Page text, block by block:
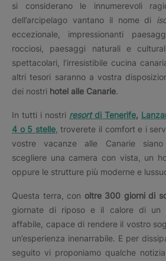
si considerano le innumerevoli
dell’arcipelago vantano il nome di
eccezionale, impressionanti
rocciosi, paesaggi naturali e
spettacolari, l’irresistibile cucina
altri tesori saranno a vostra
dei nostri hotel alle Canarie.
In tutti i nostri resortdi Tenerife,
4 o 5 stelle, troverete il comfort e i
vostre vacanze alle Canarie
scegliere una camera con vista, un
oppure le strutture più moderne e
Questa terra, con oltre 300 giorni di
giornate di riposo e il calore di un
affabile, capace di rendere il vostro
un’esperienza inenarrabile. E per
seguito vi proponiamo qualche